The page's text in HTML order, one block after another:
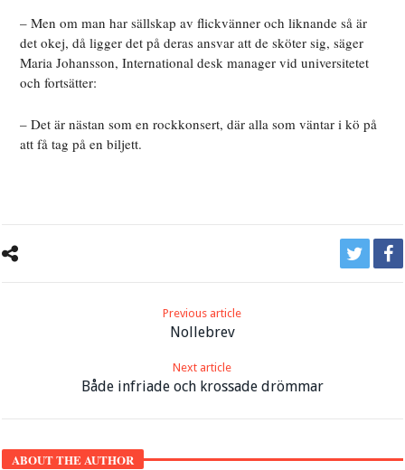
– Men om man har sällskap av flickvänner och liknande så är
det okej, då ligger det på deras ansvar att de sköter sig, säger
Maria Johansson, International desk manager vid universitetet
och fortsätter:
– Det är nästan som en rockkonsert, där alla som väntar i kö på
att få tag på en biljett.
Previous article
Nollebrev
Next article
Både infriade och krossade drömmar
ABOUT THE AUTHOR